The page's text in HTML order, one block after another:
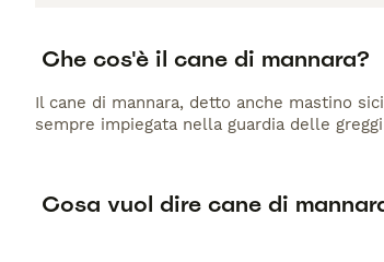
Che cos'è il cane di mannara?
Il cane di mannara, detto anche mastino
sempre impiegata nella guardia delle
Cosa vuol dire cane di